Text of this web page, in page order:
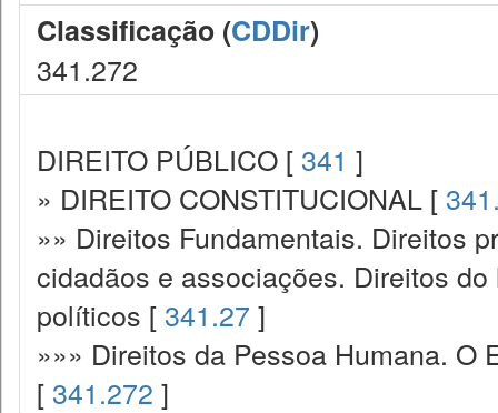
Classificação (CDDir)
341.272
DIREITO PÚBLICO [ 341 ]
» DIREITO CONSTITUCIONAL [
»» Direitos Fundamentais. Direitos
cidadãos e associações. Direitos
políticos [ 341.27 ]
»»» Direitos da Pessoa Humana.
[ 341.272 ]